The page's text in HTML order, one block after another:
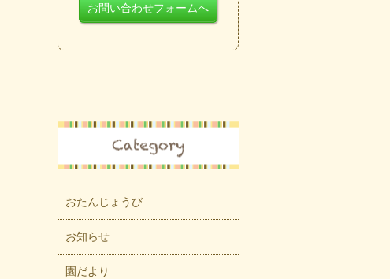
お問い合わせフォームへ
おたんじょうび
お知らせ
園だより